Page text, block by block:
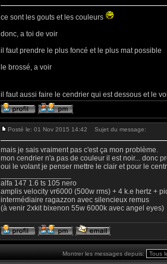
ce sont les gouts et les couleurs
donc, a toi de voir
il faut prendre le plus foncé et le plus mat possible
le brossé, a voir
il faut aussi faire le cendrier qui est dessous et le
Posté le: 01 Nov 2015 14:42 Sujet du message:
mais je sais vraiment pas c'est ça mon problème.
mon cendrier n'a pas de couleur il est noir... donc
oui le volant je penser mettre le clair et pour le
alfa 147 1.6 ts 105 nero
amplis velocity vr6000 (500w rms) + 4 k.e hertz +
intermédiaire ragazzon avec silencieux remus
(à venir 2xkit bixenon 55w 6000k avec angel eyes)
Montrer les messages depuis: